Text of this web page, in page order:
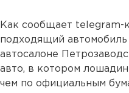
Как сообщает telegram-
подходящий автомобиль
автосалоне
авто, в котором
чем по официальным